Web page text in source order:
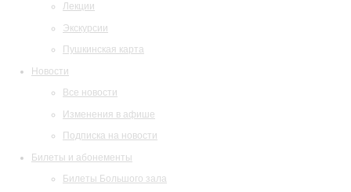
Лекции
Экскурсии
Пушкинская карта
Новости
Все новости
Изменения в афише
Подписка на новости
Билеты и абонементы
Билеты Большого зала